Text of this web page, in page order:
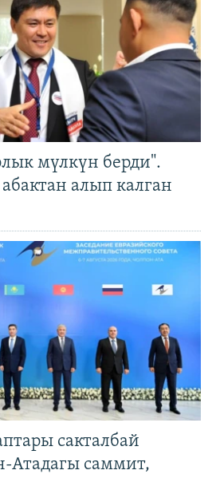
мүлкүн берди".
алып калган
сакталбай
Атадагы саммит,